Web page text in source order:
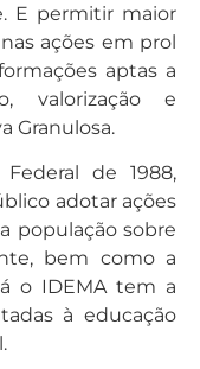
E permitir maior
ações em prol
aptas a
valorização e
Granulosa.
de 1988,
adotar ações
população sobre
bem como a
o IDEMA tem a
à educação